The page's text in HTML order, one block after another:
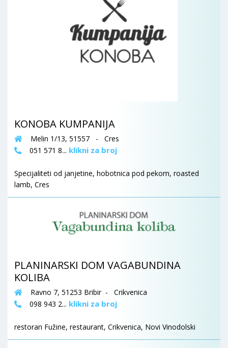
KONOBA KUMPANIJA
Melin 1/13, 51557 - Cres
051 571 8... klikni za broj
Specijaliteti od janjetine, hobotnica pod pekom, roasted
lamb, Cres
PLANINARSKI DOM VAGABUNDINA
KOLIBA
Ravno 7, 51253 Bribir - Crikvenica
098 943 2... klikni za broj
restoran Fužine, restaurant, Crikvenica, Novi Vinodolski